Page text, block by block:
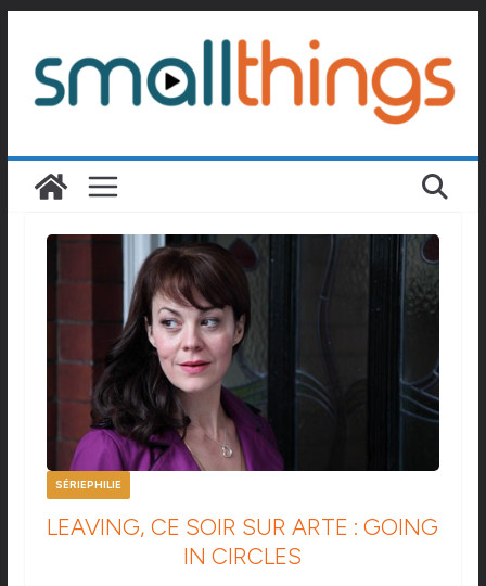
contenu
SÉRIEPHILIE
LEAVING, CE SOIR SUR ARTE : GOING
IN CIRCLES